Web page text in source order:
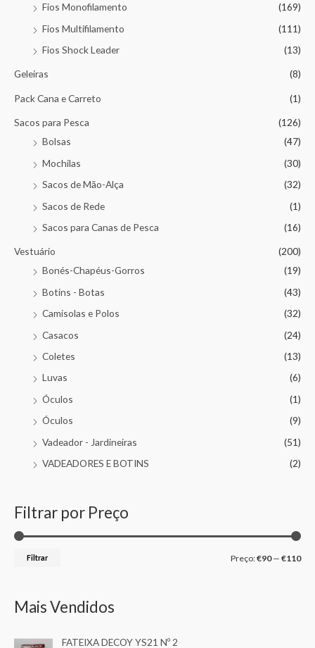
Fios Monofilamento
(169)
Fios Multifilamento
(111)
Fios Shock Leader
(13)
Geleiras (8)
Pack Cana e Carreto (1)
Sacos para Pesca
(126)
Bolsas
(47)
Mochilas
(30)
Sacos de Mão-Alça
(32)
Sacos de Rede
(1)
Sacos para Canas de Pesca
(16)
Vestuário
(200)
Bonés-Chapéus-Gorros
(19)
Botins - Botas
(43)
Camisolas e Polos
(32)
Casacos
(24)
Coletes
(13)
Luvas
(6)
Óculos
(1)
Óculos
(9)
Vadeador - Jardineiras
(51)
VADEADORES E BOTINS
(2)
Filtrar por Preço
Filtrar Preço:€90— €110
Mais Vendidos
FATEIXA DECOY YS21 Nº 2